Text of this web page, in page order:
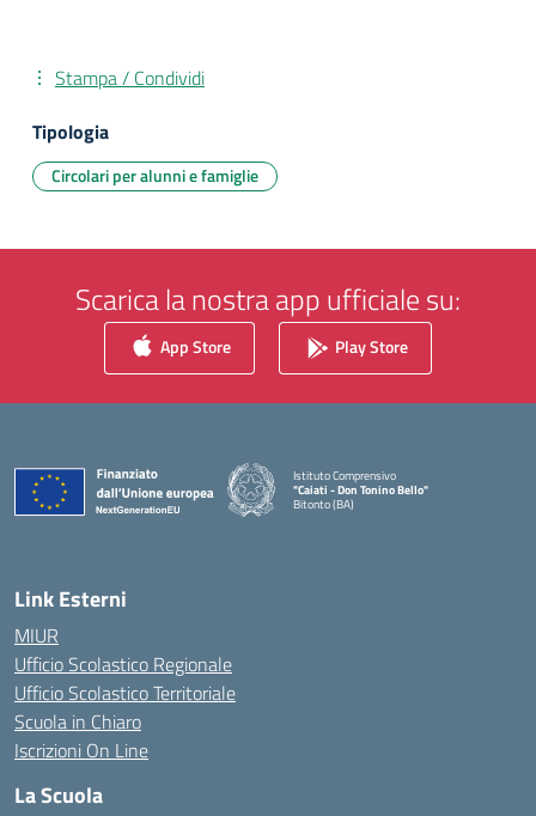
Stampa / Condividi
Tipologia
Circolari per alunni e famiglie
Scarica la nostra app ufficiale su:
App Store Play Store
Istituto Comprensivo
"Caiati - Don Tonino Bello"
Bitonto (BA)
Link Esterni
MIUR
Ufficio Scolastico Regionale
Ufficio Scolastico Territoriale
Scuola in Chiaro
Iscrizioni On Line
La Scuola